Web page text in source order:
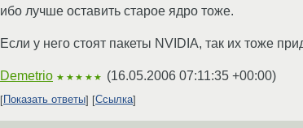
ибо лучше оставить старое ядро тоже.
Если у него стоят пакеты NVIDIA, так их тоже
Demetrio ★★★★★ (16.05.2006 07:11:35 +00:00)
Показать ответы Ссылка